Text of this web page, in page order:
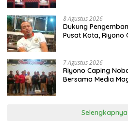
8 Agustus 2026
Dukung
Pusat Kota, Riyono
7 Agustus 2026
Riyono Caping
Bersama Media
Selengkapnya